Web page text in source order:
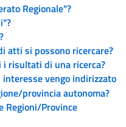
Regionale"?
atti si possono ricercare?
i risultati di una ricerca?
vengo indirizzato
provincia autonoma?
Regioni/Province